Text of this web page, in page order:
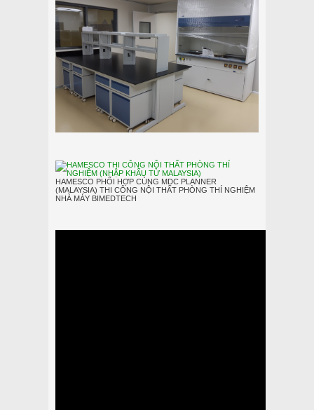
HAMESCO PHỐI HỢP CÙNG MDC PLANNER
(MALAYSIA) THI CÔNG NỘI THẤT PHÒNG THÍ NGHIỆM
NHÀ MÁY BIMEDTECH